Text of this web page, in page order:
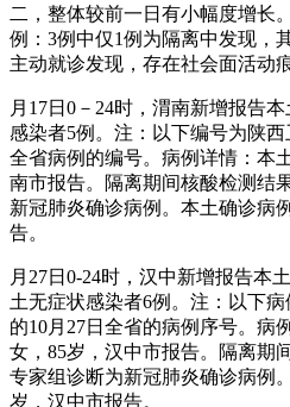
二，整体较前一日有小幅度增长
例：3例中仅1例为隔离中发现，
主动就诊发现，存在社会面活动
月17日0－24时，渭南新增报告
感染者5例。注：以下编号为陕
全省病例的编号。病例详情：本
南市报告。隔离期间核酸检测结
新冠肺炎确诊病例。本土确诊病
告。
月27日0-24时，汉中新增报告本
土无症状感染者6例。注：以下
的10月27日全省的病例序号。病
女，85岁，汉中市报告。隔离期
专家组诊断为新冠肺炎确诊病例
岁，汉中市报告。